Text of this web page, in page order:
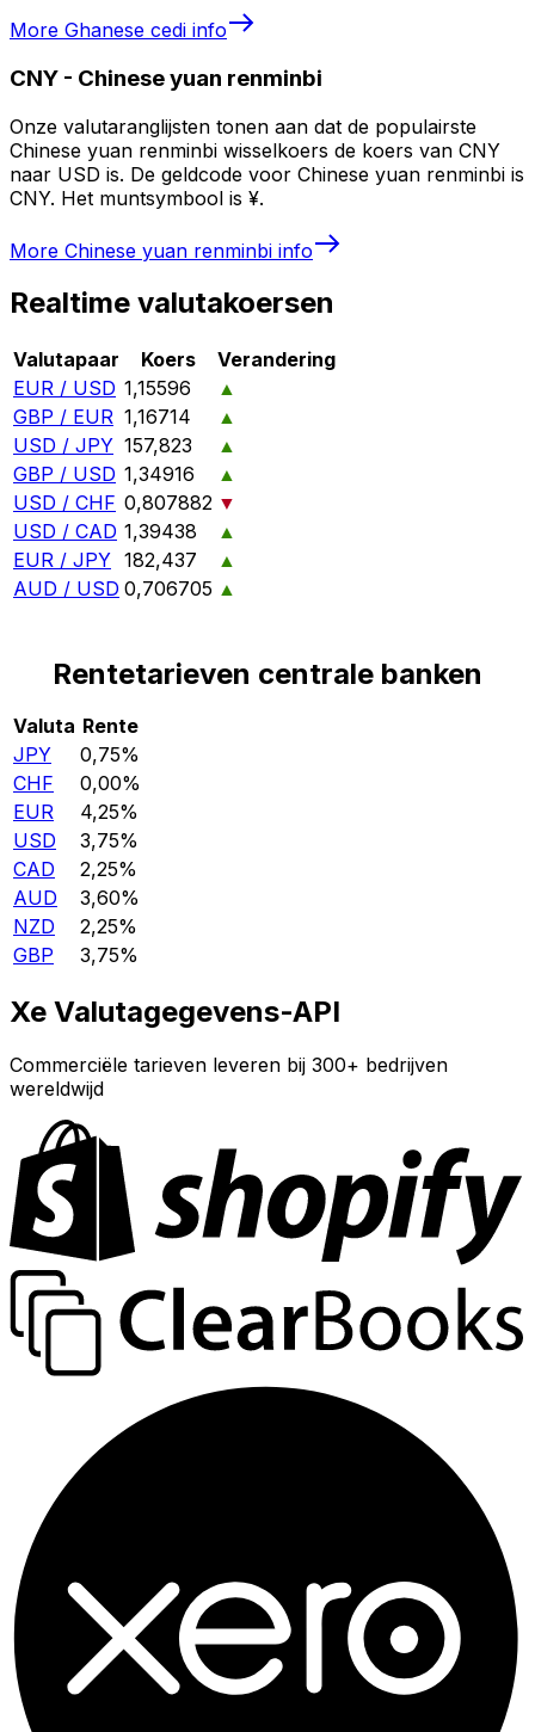
More Ghanese cedi info
CNY - Chinese yuan renminbi
Onze valutaranglijsten tonen aan dat de populairste
Chinese yuan renminbi wisselkoers de koers van CNY
naar USD is. De geldcode voor Chinese yuan renminbi is
CNY. Het muntsymbool is ¥.
More Chinese yuan renminbi info
Realtime valutakoersen
Valutapaar Koers
Verandering
EUR / USD 1,15596
▲
GBP / EUR 1,16714
▲
USD / JPY 157,823
▲
GBP / USD 1,34916
▲
USD / CHF 0,807882 ▼
USD / CAD 1,39438
▲
EUR / JPY 182,437
▲
AUD / USD 0,706705 ▲
Rentetarieven centrale banken
Valuta Rente
JPY
0,75%
CHF
0,00%
EUR
4,25%
USD
3,75%
CAD
2,25%
AUD
3,60%
NZD
2,25%
GBP
3,75%
Xe Valutagegevens-API
Commerciële tarieven leveren bij 300+ bedrijven
wereldwijd